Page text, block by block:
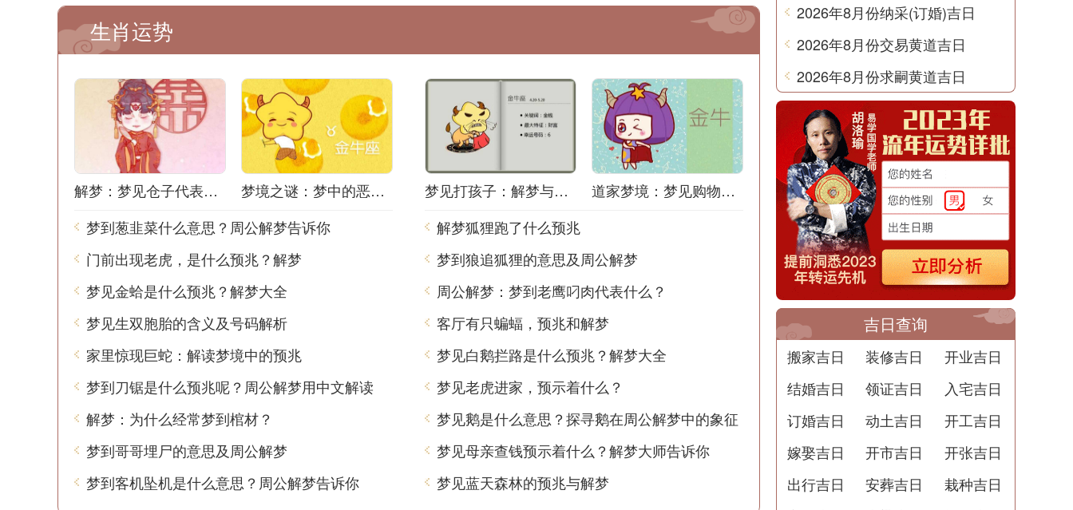
生肖运势
解梦：梦见仓子代表什么？
梦境之谜：梦中的恶梦该如何解梦？
梦到葱韭菜什么意思？周公解梦告诉你
门前出现老虎，是什么预兆？解梦
梦见金蛤是什么预兆？解梦大全
梦见生双胞胎的含义及号码解析
家里惊现巨蛇：解读梦境中的预兆
梦到刀锯是什么预兆呢？周公解梦用中文解读
解梦：为什么经常梦到棺材？
梦到哥哥埋尸的意思及周公解梦
梦到客机坠机是什么意思？周公解梦告诉你
梦见打孩子：解梦与心理分析
道家梦境：梦见购物的意义
解梦狐狸跑了什么预兆
梦到狼追狐狸的意思及周公解梦
周公解梦：梦到老鹰叼肉代表什么？
客厅有只蝙蝠，预兆和解梦
梦见白鹅拦路是什么预兆？解梦大全
梦见老虎进家，预示着什么？
梦见鹅是什么意思？探寻鹅在周公解梦中的象征
梦见母亲查钱预示着什么？解梦大师告诉你
梦见蓝天森林的预兆与解梦
2026年8月份纳采(订婚)吉日
2026年8月份交易黄道吉日
2026年8月份求嗣黄道吉日
吉日查询
搬家吉日 装修吉日
开业吉日
结婚吉日
领证吉日
入宅吉日
订婚吉日
动土吉日
开工吉日
嫁娶吉日
开市吉日
开张吉日
出行吉日
安葬吉日
栽种吉日